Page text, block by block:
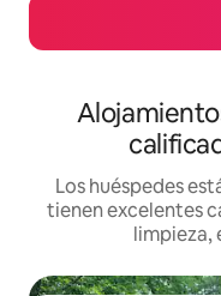
Los huéspedes
tienen excelentes
limpieza,